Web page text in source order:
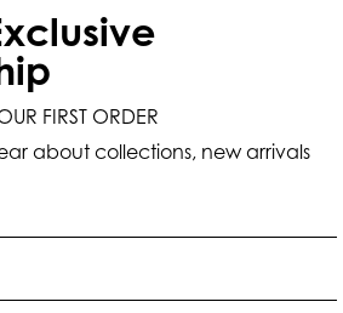
FIRST ORDER
about collections, new arrivals